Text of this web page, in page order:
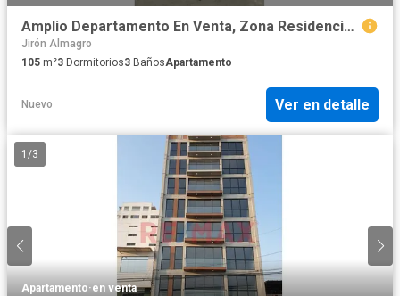
Amplio Departamento En Venta, Zona Residencial, Con 3 Dormitorios
Jirón Almagro
105 m²3 Dormitorios3 BañosApartamento
Nuevo Ver en detalle
1 /3
Apartamento·en venta